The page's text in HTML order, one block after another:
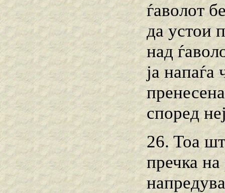
ѓаволот
да устои
над
ја напаѓа
според
26. Toa
пречка